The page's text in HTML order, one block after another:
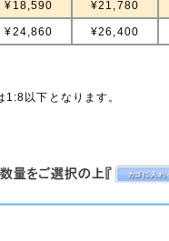
¥18,590 ¥21,780
¥24,860 ¥26,400
以下となります。